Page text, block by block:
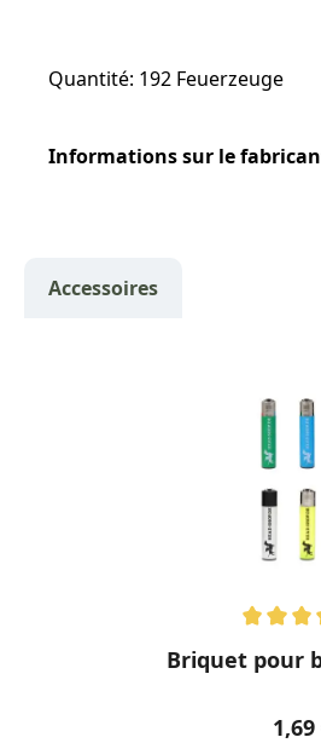
Quantité: 192 Feuerzeuge
Informations sur le
Accessoires
Note moyenne de 4.89
Briquet pour
Prix
1,69